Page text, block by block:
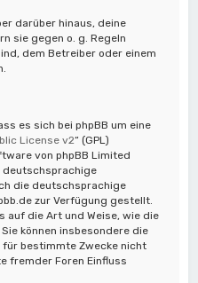
darüber hinaus, deine
sie gegen o. g. Regeln
dem Betreiber oder einem
es sich bei phpBB um eine
License v2“ (GPL)
von phpBB Limited
deutschsprachige
die deutschsprachige
zur Verfügung gestellt.
auf die Art und Weise, wie die
können insbesondere die
bestimmte Zwecke nicht
fremder Foren Einfluss